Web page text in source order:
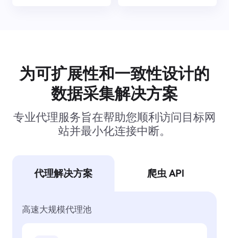
为可扩展性和一致性设计的
数据采集解决方案
专业代理服务旨在帮助您顺利访问目标网
站并最小化连接中断。
代理解决方案 爬虫 API
高速大规模代理池